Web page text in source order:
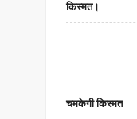
किस्मत।
चमकेगी किस्मत